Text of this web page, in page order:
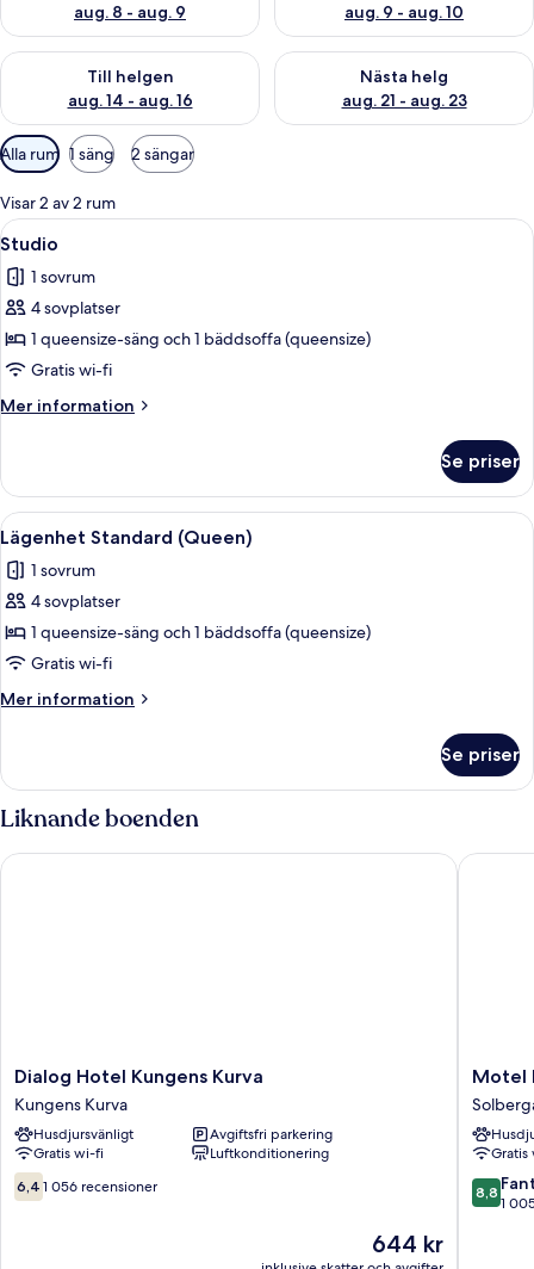
aug. 8 - aug. 9
aug. 9 - aug. 10
Till helgen
aug. 14 - aug. 16
Kontrollera tillgängligheten för den här helgen aug. 14 - aug.
Nästa helg
aug. 21 - aug. 23
Kontrollera tillgängligheten
Tillgängliga
filter
för
rum
Alla rum 1 säng 2 sängar
Visar 2 av 2 rum
Öppna
alla
foton
för
Studio
Studio | Skrivbord,
9
Studio
1 sovrum
4 sovplatser
1 queensize-säng och 1 bäddsoffa (queensize)
Gratis wi-fi
Mer information
Mer
Se priser
Öppna
alla
foton
för
Lägenhet
Standard
(Queen)
Skrivbord, mörkläggningsgardiner,
8
Lägenhet Standard (Queen)
1 sovrum
4 sovplatser
1 queensize-säng och 1 bäddsoffa (queensize)
Gratis wi-fi
Mer information
Mer
Standard
(Queen)
Se priser
Liknande boenden
Dialog
Hotel
Kungens
Kurva
Kungens
Kurva
Dialog Hotel Kungens Kurva
Kungens Kurva
Husdjursvänligt
Avgiftsfri parkering
Gratis wi-fi
Luftkonditionering
6.4
av
6,4 1 056 recensioner
Priset
är
644 kr
Dialog Hotel Kungens Kurva
Motel
L
Älvsjö
Motel
8.8
av
8,8
1
Motel L